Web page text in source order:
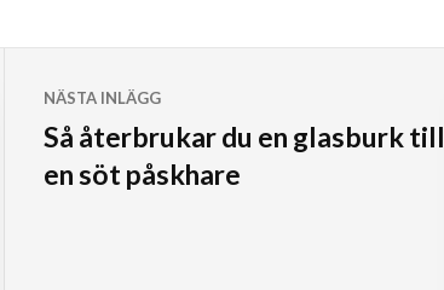
NÄSTA INLÄGG
Så återbrukar du en glasburk till
en söt påskhare